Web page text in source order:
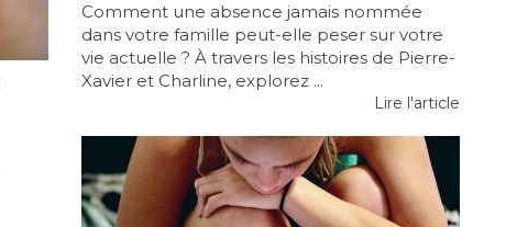
Comment une absence jamais nommée
dans votre famille peut-elle peser sur votre
vie actuelle ? À travers les histoires de Pierre-
Xavier et Charline, explorez ...
Lire l'article